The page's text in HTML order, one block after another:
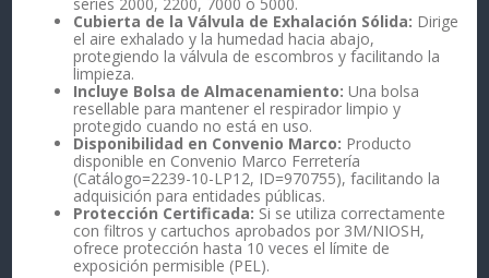
Cubierta de la Válvula de Exhalación Sólida: Dirige
el aire exhalado y la humedad hacia abajo,
protegiendo la válvula de escombros y facilitando la
limpieza.
Incluye Bolsa de Almacenamiento: Una bolsa
resellable para mantener el respirador limpio y
protegido cuando no está en uso.
Disponibilidad en Convenio Marco: Producto
disponible en Convenio Marco Ferretería
(Catálogo=2239-10-LP12, ID=970755), facilitando la
adquisición para entidades públicas.
Protección Certificada: Si se utiliza correctamente
con filtros y cartuchos aprobados por 3M/NIOSH,
ofrece protección hasta 10 veces el límite de
exposición permisible (PEL).